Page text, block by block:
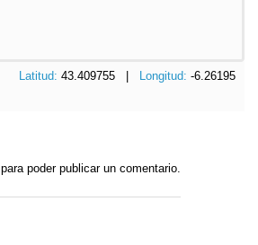
Latitud: 43.409755 | Longitud: -6.26195
para poder publicar un comentario.